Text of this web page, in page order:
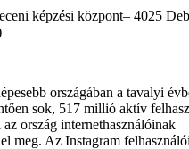
képzési központ– 4025
országában a tavalyi
sok, 517 millió aktív
ország internethasználóinak
meg. Az Instagram